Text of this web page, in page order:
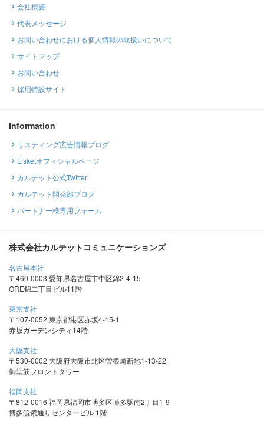
会社概要
代表メッセージ
お問い合わせにおける個人情報の取扱いについて
サイトマップ
お問い合わせ
採用特設サイト
Information
リスティング広告情報ブログ
Lisketオフィシャルページ
カルテット公式Twitter
カルテット開発部ブログ
パートナー様専用フォーム
株式会社カルテットコミュニケーションズ
名古屋本社
〒460-0003 愛知県名古屋市中区錦2-4-15
ORE錦二丁目ビル11階
東京支社
〒107-0052 東京都港区赤坂4-15-1
赤坂ガーデンシティ14階
大阪支社
〒530-0002 大阪府大阪市北区曽根崎新地1-13-22
御堂筋フロントタワー
福岡支社
〒812-0016 福岡県福岡市博多区博多駅南2丁目1-9
博多筑紫通りセンタービル 1階